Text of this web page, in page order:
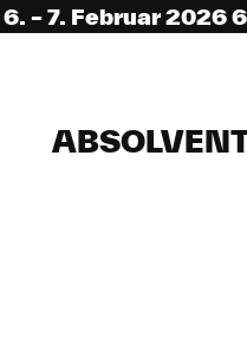
2026 6. –